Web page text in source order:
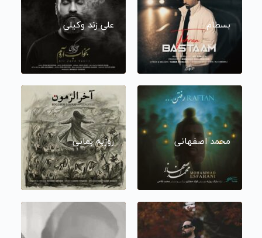
بسطام علی زند وکیلی
محمد اصفهانی روزبه بمانی